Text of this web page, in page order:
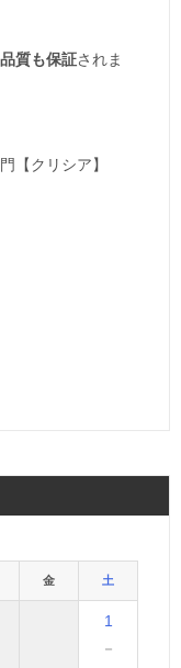
質も保証されま
【クリシア】
金 土
1
－